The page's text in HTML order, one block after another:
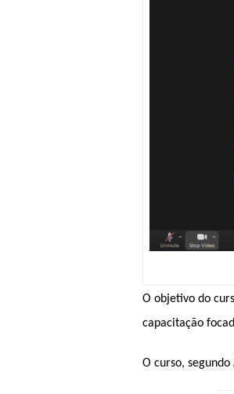
O objetivo do
capacitação
O curso,